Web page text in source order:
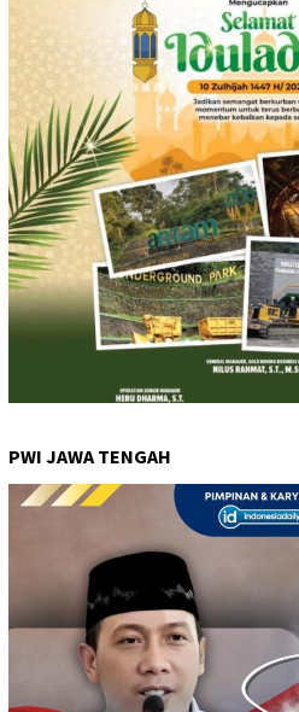
PWI JAWA TENGAH